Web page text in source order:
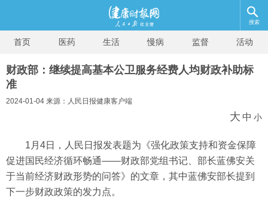
搜索
首页 医药 生活 慢病 监督 活动
财政部：继续提高基本公卫服务经费人均财政补助标
准
2024-01-04 来源：人民日报健康客户端
大 中 小
1月4日，人民日报发表题为《强化政策支持和资金保障
促进国民经济循环畅通——财政部党组书记、部长蓝佛安关
于当前经济财政形势的问答》的文章，其中蓝佛安部长提到
下一步财政政策的发力点。